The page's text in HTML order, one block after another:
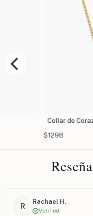
Collar de
$1298
R
Rachael H.
Verified